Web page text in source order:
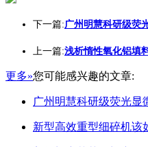
下一篇:广州明慧科研级荧
上一篇:浅析惰性氧化铝填
更多»您可能感兴趣的文章:
广州明慧科研级荧光显
新型高效重型细碎机该